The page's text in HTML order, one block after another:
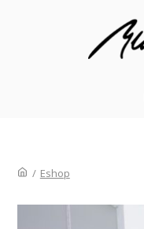
/ Eshop